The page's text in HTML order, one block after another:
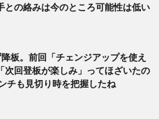
との絡みは今のところ可能性は低い
板。前回「チェンジアップを使え
次回登板が楽しみ」ってほざいたの
チも見切り時を把握したね